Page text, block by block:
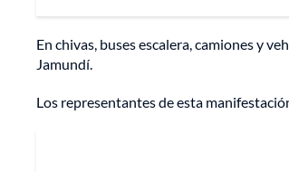
En chivas, buses escalera, camiones y
Jamundí.
Los representantes de esta